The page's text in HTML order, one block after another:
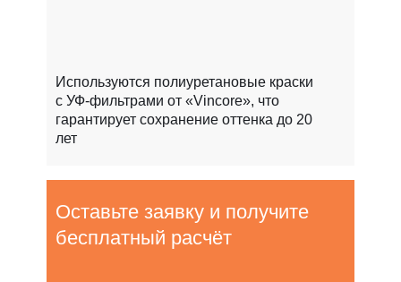
Используются полиуретановые краски
с УФ-фильтрами от «Vincore», что
гарантирует сохранение оттенка до 20
лет
Оставьте заявку и получите
бесплатный расчёт